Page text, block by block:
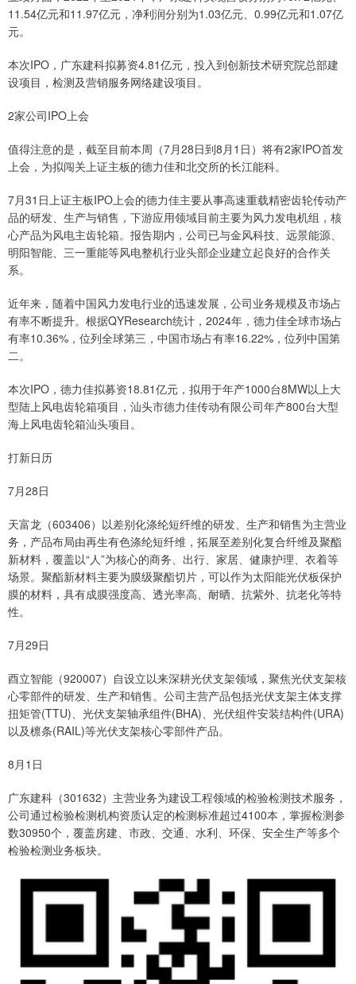
11.54亿元和11.97亿元，净利润分别为1.03亿元、0.99亿元和1.07亿
元。
本次IPO，广东建科拟募资4.81亿元，投入到创新技术研究院总部建
设项目，检测及营销服务网络建设项目。
2家公司IPO上会
值得注意的是，截至目前本周（7月28日到8月1日）将有2家IPO首发
上会，为拟闯关上证主板的德力佳和北交所的长江能科。
7月31日上证主板IPO上会的德力佳主要从事高速重载精密齿轮传动产
品的研发、生产与销售，下游应用领域目前主要为风力发电机组，核
心产品为风电主齿轮箱。报告期内，公司已与金风科技、远景能源、
明阳智能、三一重能等风电整机行业头部企业建立起良好的合作关
系。
近年来，随着中国风力发电行业的迅速发展，公司业务规模及市场占
有率不断提升。根据QYResearch统计，2024年，德力佳全球市场占
有率10.36%，位列全球第三，中国市场占有率16.22%，位列中国第
二。
本次IPO，德力佳拟募资18.81亿元，拟用于年产1000台8MW以上大
型陆上风电齿轮箱项目，汕头市德力佳传动有限公司年产800台大型
海上风电齿轮箱汕头项目。
打新日历
7月28日
天富龙（603406）以差别化涤纶短纤维的研发、生产和销售为主营业
务，产品布局由再生有色涤纶短纤维，拓展至差别化复合纤维及聚酯
新材料，覆盖以“人”为核心的商务、出行、家居、健康护理、衣着等
场景。聚酯新材料主要为膜级聚酯切片，可以作为太阳能光伏板保护
膜的材料，具有成膜强度高、透光率高、耐晒、抗紫外、抗老化等特
性。
7月29日
酉立智能（920007）自设立以来深耕光伏支架领域，聚焦光伏支架核
心零部件的研发、生产和销售。公司主营产品包括光伏支架主体支撑
扭矩管(TTU)、光伏支架轴承组件(BHA)、光伏组件安装结构件(URA)
以及檩条(RAIL)等光伏支架核心零部件产品。
8月1日
广东建科（301632）主营业务为建设工程领域的检验检测技术服务，
公司通过检验检测机构资质认定的检测标准超过4100本，掌握检测参
数30950个，覆盖房建、市政、交通、水利、环保、安全生产等多个
检验检测业务板块。